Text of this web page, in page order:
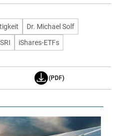
Dr. Michael Solf
iShares-ETFs
(PDF)